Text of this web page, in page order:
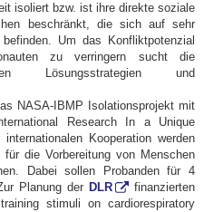
isoliert bzw. ist ihre direkte soziale
beschränkt, die sich auf sehr
Um das Konfliktpotenzial
zu verringern sucht die
Lösungsstrategien und
NASA-IBMP Isolationsprojekt mit
Research In a Unique
Kooperation werden
die Vorbereitung von Menschen
Dabei sollen Probanden für 4
Planung der DLR
finanzierten
stimuli on cardiorespiratory